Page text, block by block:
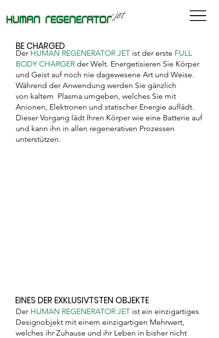
BE CHARGED
Der HUMAN REGENERATOR JET ist der erste FULL
BODY CHARGER der Welt. Energetisieren Sie Körper
und Geist auf noch nie dagewesene Art und Weise.
Während der Anwendung werden Sie gänzlich
von kaltem Plasma umgeben, welches Sie mit
Anionen, Elektronen und statischer Energie auflädt.
Dieser Vorgang lädt Ihren Körper wie eine Batterie auf
und kann ihn in allen regenerativen Prozessen
unterstützen.
EINES DER EXKLUSIVTSTEN OBJEKTE
Der HUMAN REGENERATOR JET ist ein einzigartiges
Designobjekt mit einem einzigartigen Mehrwert,
welches ihr Zuhause und ihr Leben in bisher nicht